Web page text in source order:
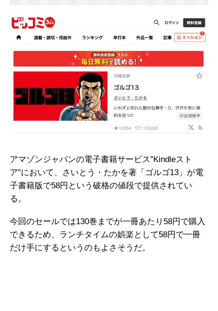
アマゾンジャパンの電子書籍サービス”Kindleスト
ア”において、さいとう・たかを著「ゴルゴ13」が電
子書籍版で58円という破格の値段で提供されてい
る。
今回のセールでは130巻までが一冊あたり58円で購入
できるため、ランチタイムの娯楽として58円で一冊
だけ手にするというのもよさそうだ。